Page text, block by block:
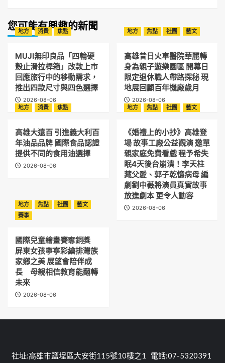
您可能有興趣的新聞
地方 消費 焦點
MUJI無印良品「四輪硬
殼止滑拉桿箱」改款上市
回應旅行中的移動需求，
推出四款尺寸與四色選擇
2026-08-06
地方 焦點 社團 藝文
高雄昔日火車醫院華麗轉
身為親子遊樂園區 開幕日
限定退休職人帶路探秘 現
地展回顧百年機廠歲月
2026-08-06
地方
消費 焦點
高雄大遠百 引進義大利百
年油品品牌 國際食品認證
提供不同的食用油選擇
2026-08-06
地方 焦點 社團 藝文
《婚禮上的小抄》高雄登
場 故事工廠公益觀演 邀單
親家庭免費看戲 程予希失
眠4天後台崩潰！李天柱
藏父愛、郭子乾憶病母 編
劇劉中薇將演員真實故事
放進劇本 更令人動容
2026-08-06
地方 焦點 社團
藝文
賽事
國際兒童繪畫賽奪銅獎
屏東女孩寧寧彩繪排灣族
家鄉之美 展望會陪伴成
長 母親相信教育能翻轉
未來
2026-08-06
社址:高雄市鹽埕區大安街115號10樓之1 電話:07-5320391